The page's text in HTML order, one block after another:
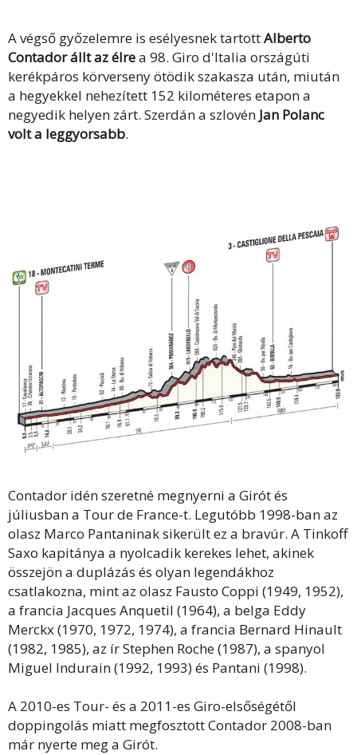
A végső győzelemre is esélyesnek tartottAlberto
Contador állt az élrea 98. Giro d'Italia országúti
kerékpáros körverseny ötödik szakasza után, miután
a hegyekkel nehezített 152 kilométeres etapon a
negyedik helyen zárt. Szerdán a szlovén Jan Polanc
volt a leggyorsabb.
Contador idén szeretné megnyerni a Girót és
júliusban a Tour de France-t. Legutóbb 1998-ban az
olasz Marco Pantaninak sikerült ez a bravúr. A Tinkoff
Saxo kapitánya a nyolcadik kerekes lehet, akinek
összejön a duplázás és olyan legendákhoz
csatlakozna, mint az olasz Fausto Coppi (1949, 1952),
a francia Jacques Anquetil (1964), a belga Eddy
Merckx (1970, 1972, 1974), a francia Bernard Hinault
(1982, 1985), az ír Stephen Roche (1987), a spanyol
Miguel Indurain (1992, 1993) és Pantani (1998).
A 2010-es Tour- és a 2011-es Giro-elsőségétől
doppingolás miatt megfosztott Contador 2008-ban
már nyerte meg a Girót.